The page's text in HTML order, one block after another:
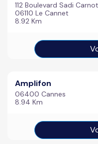
112 Boulevard Sadi
06110 Le Cannet
8.92 Km
Amplifon
06400 Cannes
8.94 Km